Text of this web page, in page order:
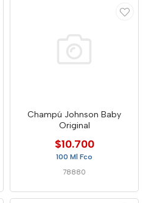
Champú Johnson Baby
Original
$10.700
100 Ml Fco
78880